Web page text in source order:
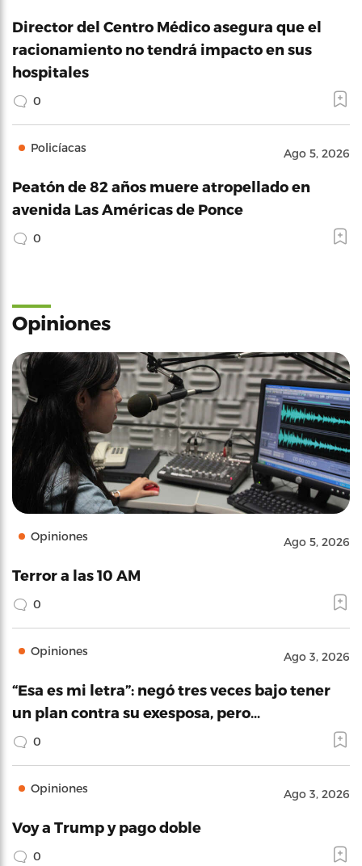
Director del Centro Médico asegura que el
racionamiento no tendrá impacto en sus
hospitales
0
Policíacas Ago 5, 2026
Peatón de 82 años muere atropellado en
avenida Las Américas de Ponce
0
Opiniones
Opiniones Ago 5, 2026
Terror a las 10 AM
0
Opiniones Ago 3, 2026
“Esa es mi letra”: negó tres veces bajo tener
un plan contra su exesposa, pero…
0
Opiniones Ago 3, 2026
Voy a Trump y pago doble
0